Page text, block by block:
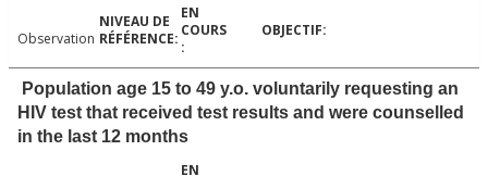
Observation
Population age 15 to 49 y.o. voluntarily requesting an
HIV test that received test results and were counselled
in the last 12 months